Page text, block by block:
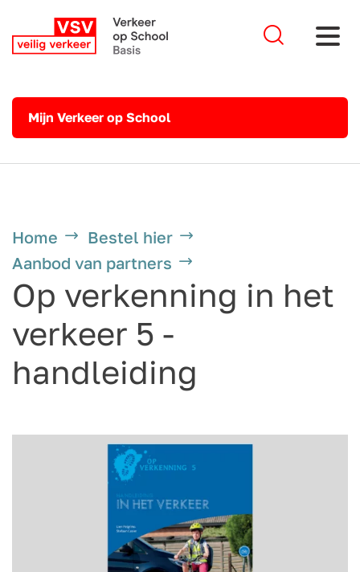
Mijn Verkeer op School
Home
Bestel hier
Aanbod van partners
Op verkenning in het
verkeer 5 -
handleiding